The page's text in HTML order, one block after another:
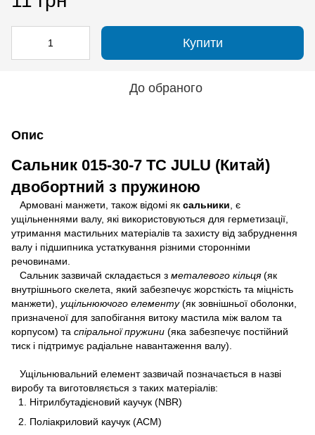
Купити
До обраного
Опис
Сальник 015-30-7 TC JULU (Китай)
двобортний з пружиною
Армовані манжети, також відомі як сальники , є
ущільненнями валу, які використовуються для герметизації,
утримання мастильних матеріалів та захисту від забруднення
валу і підшипника устаткування різними сторонніми
речовинами.
Сальник зазвичай складається з металевого кільця(як
внутрішнього скелета, який забезпечує жорсткість та міцність
манжети), ущільнюючого елементу(як зовнішньої оболонки,
призначеної для запобігання витоку мастила між валом та
корпусом) та спіральної пружини (яка забезпечує постійний
тиск і підтримує радіальне навантаження валу).
Ущільнювальний елемент зазвичай позначається в назві
виробу та виготовляється з таких матеріалів:
Нітрилбутадієновий каучук (NBR)
Поліакриловий каучук (ACM)